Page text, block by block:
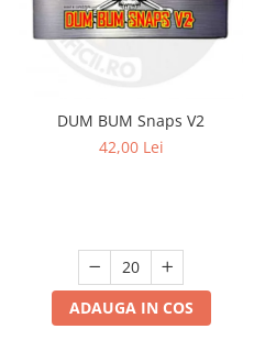
DUM BUM Snaps V2
42,00 Lei
ADAUGA IN COS